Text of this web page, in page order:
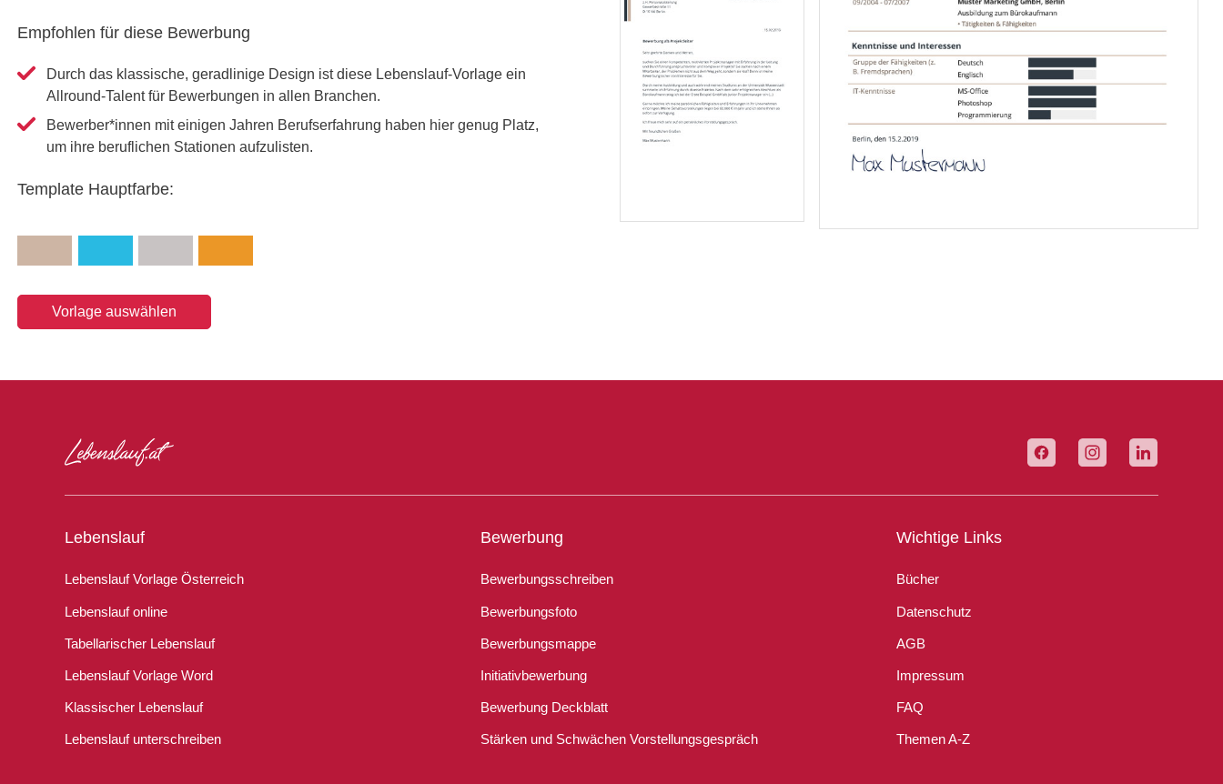
Empfohlen für diese Bewerbung
Durch das klassische, geradlinige Design ist diese Lebenslauf-Vorlage ein
Allround-Talent für Bewerbungen in allen Branchen.
Bewerber*innen mit einigen Jahren Berufserfahrung haben hier genug Platz,
um ihre beruflichen Stationen aufzulisten.
Template Hauptfarbe:
Vorlage auswählen
Lebenslauf
Lebenslauf Vorlage Österreich
Lebenslauf online
Tabellarischer Lebenslauf
Lebenslauf Vorlage Word
Klassischer Lebenslauf
Lebenslauf unterschreiben
Bewerbung
Bewerbungsschreiben
Bewerbungsfoto
Bewerbungsmappe
Initiativbewerbung
Bewerbung Deckblatt
Stärken und Schwächen Vorstellungsgespräch
Wichtige Links
Bücher
Datenschutz
AGB
Impressum
FAQ
Themen A-Z